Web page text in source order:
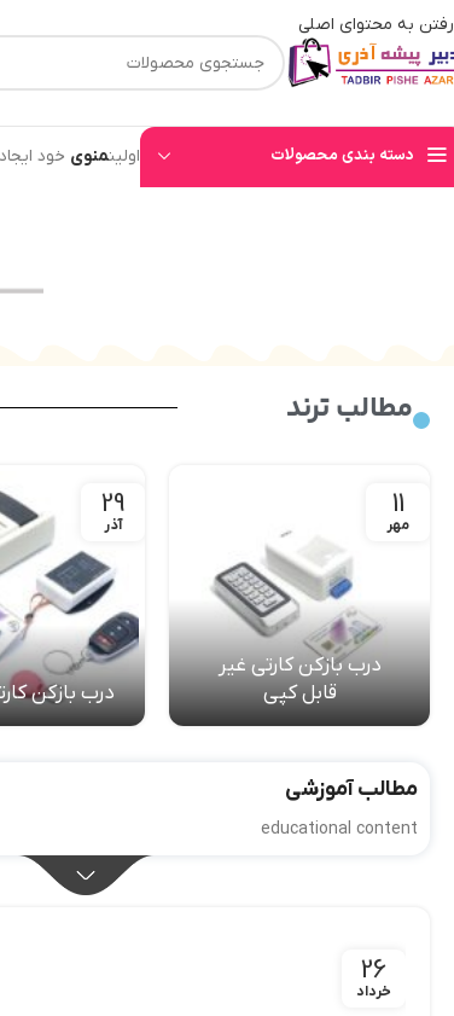
رفتن به محتوای اصلی
⚡قیمت های وب سایت بروز میباشند⚡ با توجه به حجم بالای
دسته بندی محصولات اولینمنوی خود
مطالب ترند
11
مهر
درب بازکن کارتی غیر
قابل کپی
29
آذر
درب بازکن
مطالب آموزشی
educational content
26
خرداد